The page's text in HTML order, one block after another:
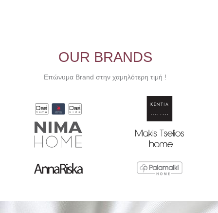
OUR BRANDS
Επώνυμα Brand στην χαμηλότερη τιμή !